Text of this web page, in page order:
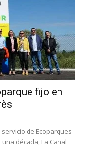
fijo en
de Ecoparques
década, La Canal